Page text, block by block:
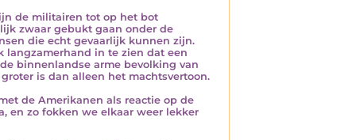
de militairen tot op het bot
zwaar gebukt gaan onder de
die echt gevaarlijk kunnen zijn.
langzamerhand in te zien dat een
binnenlandse arme bevolking van
is dan alleen het machtsvertoon.
de Amerikanen als reactie op de
en zo fokken we elkaar weer lekker